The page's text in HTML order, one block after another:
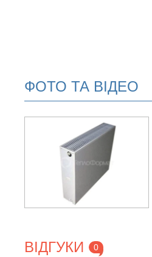
ФОТО ТА ВІДЕО
ВІДГУКИ 0